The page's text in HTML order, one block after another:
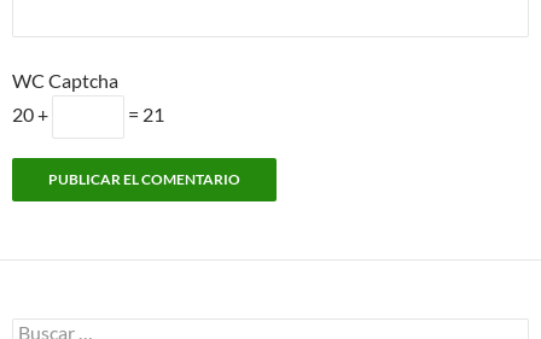
WC Captcha
20 +
= 21
Buscar: